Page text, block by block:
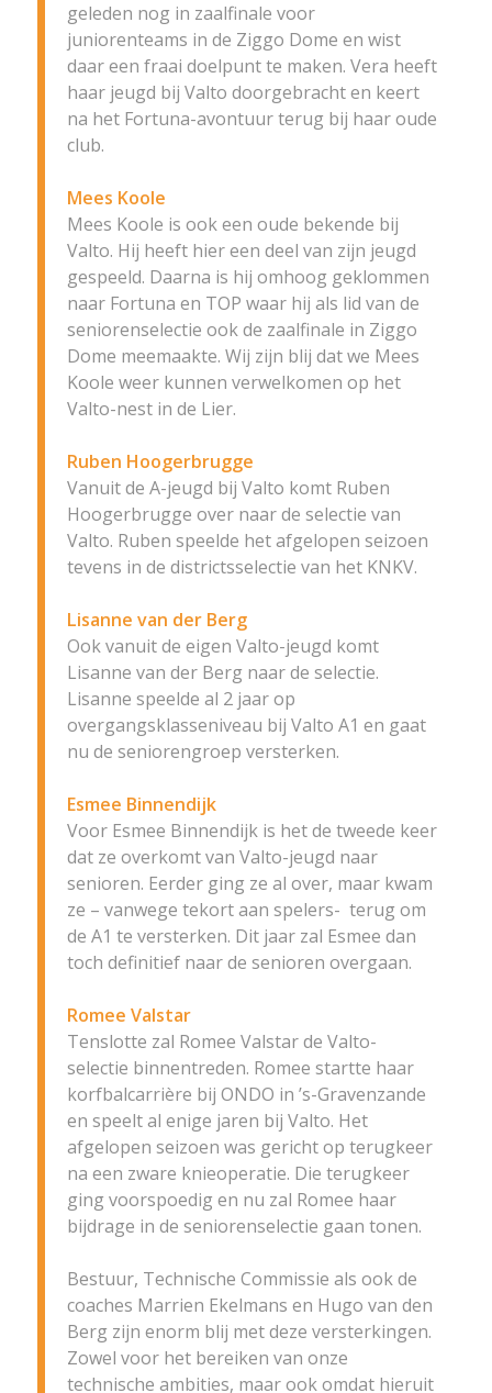
geleden nog in zaalfinale voor
juniorenteams in de Ziggo Dome en wist
daar een fraai doelpunt te maken. Vera heeft
haar jeugd bij Valto doorgebracht en keert
na het Fortuna-avontuur terug bij haar oude
club.
Mees Koole
Mees Koole is ook een oude bekende bij
Valto. Hij heeft hier een deel van zijn jeugd
gespeeld. Daarna is hij omhoog geklommen
naar Fortuna en TOP waar hij als lid van de
seniorenselectie ook de zaalfinale in Ziggo
Dome meemaakte. Wij zijn blij dat we Mees
Koole weer kunnen verwelkomen op het
Valto-nest in de Lier.
Ruben Hoogerbrugge
Vanuit de A-jeugd bij Valto komt Ruben
Hoogerbrugge over naar de selectie van
Valto. Ruben speelde het afgelopen seizoen
tevens in de districtsselectie van het KNKV.
Lisanne van der Berg
Ook vanuit de eigen Valto-jeugd komt
Lisanne van der Berg naar de selectie.
Lisanne speelde al 2 jaar op
overgangsklasseniveau bij Valto A1 en gaat
nu de seniorengroep versterken.
Esmee Binnendijk
Voor Esmee Binnendijk is het de tweede keer
dat ze overkomt van Valto-jeugd naar
senioren. Eerder ging ze al over, maar kwam
ze – vanwege tekort aan spelers- terug om
de A1 te versterken. Dit jaar zal Esmee dan
toch definitief naar de senioren overgaan.
Romee Valstar
Tenslotte zal Romee Valstar de Valto-
selectie binnentreden. Romee startte haar
korfbalcarrière bij ONDO in ’s-Gravenzande
en speelt al enige jaren bij Valto. Het
afgelopen seizoen was gericht op terugkeer
na een zware knieoperatie. Die terugkeer
ging voorspoedig en nu zal Romee haar
bijdrage in de seniorenselectie gaan tonen.
Bestuur, Technische Commissie als ook de
coaches Marrien Ekelmans en Hugo van den
Berg zijn enorm blij met deze versterkingen.
Zowel voor het bereiken van onze
technische ambities, maar ook omdat hieruit